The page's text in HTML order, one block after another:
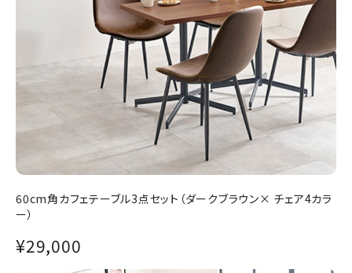
60cm角カフェテーブル3点セット（ダークブラウン× チェア4カラ
ー）
¥29,000